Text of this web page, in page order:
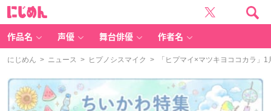
作品名 声優 舞台俳優 作者名
にじめん > ニュース > ヒプノシスマイク > 「ヒプマイ×マツキヨココカラ」1